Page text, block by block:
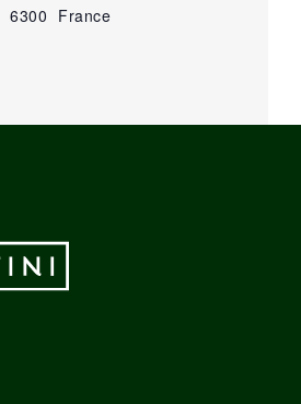
6300 France